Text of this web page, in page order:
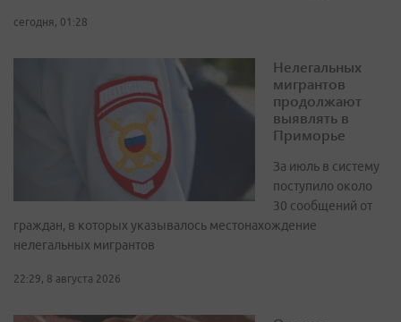
сегодня, 01:28
Нелегальных
мигрантов
продолжают
выявлять в
Приморье
За июль в систему
поступило около
30 сообщений от
граждан, в которых указывалось местонахождение
нелегальных мигрантов
22:29, 8 августа 2026